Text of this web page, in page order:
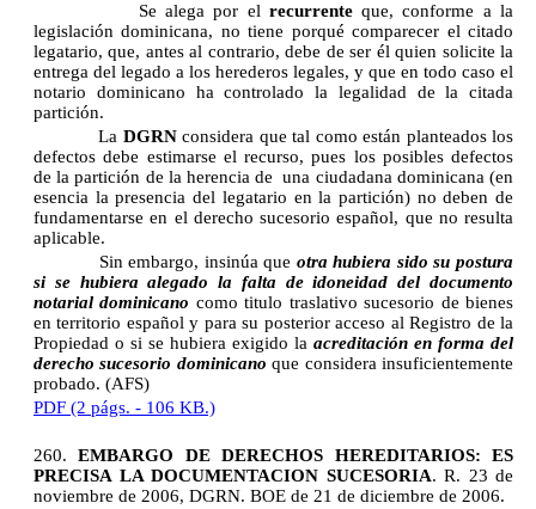
Se alega por el recurrenteque, conforme a la
legislación dominicana, no tiene porqué comparecer el citado
legatario, que, antes al contrario, debe de ser él quien solicite la
entrega del legado a los herederos legales, y que en todo caso el
notario dominicano ha controlado la legalidad de la citada
partición.
La DGRNconsidera que tal como están planteados los
defectos debe estimarse el recurso, pues los posibles defectos
de la partición de la herencia de una ciudadana dominicana (en
esencia la presencia del legatario en la partición) no deben de
fundamentarse en el derecho sucesorio español, que no resulta
aplicable.
Sin embargo, insinúa que otra hubiera sido su postura
si se hubiera alegado la falta de idoneidad del documento
notarial dominicano como titulo traslativo sucesorio de bienes
en territorio español y para su posterior acceso al Registro de la
Propiedad o si se hubiera exigido la acreditación en forma del
derecho sucesorio dominicano que considera insuficientemente
probado. (AFS)
PDF (2 págs. - 106 KB.)
260.EMBARGO DE DERECHOS HEREDITARIOS: ES
PRECISA LA DOCUMENTACION SUCESORIA. R. 23 de
noviembre de 2006, DGRN. BOE de 21 de diciembre de 2006.